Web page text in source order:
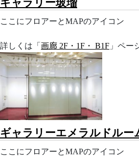
ここにフロアーとMAPのアイコン
詳しくは「 画廊 2F・1F・ B1F 」ペー
ギャラリーエメラルドルー
ここにフロアーとMAPのアイコン